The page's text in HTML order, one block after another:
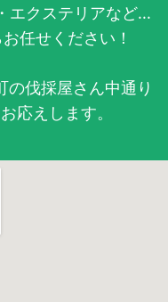
エクステリアなど...
任せください！
伐採屋さん中通り
応えします。